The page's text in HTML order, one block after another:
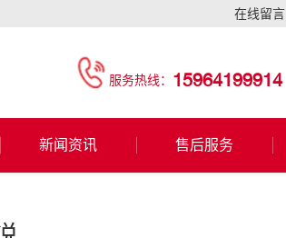
在线留言
服务热线： 15964199914
新闻资讯 售后服务